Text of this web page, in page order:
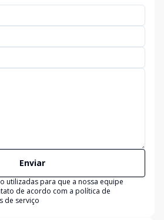
Enviar
utilizadas para que a nossa equipe
de acordo com a política de
de serviço